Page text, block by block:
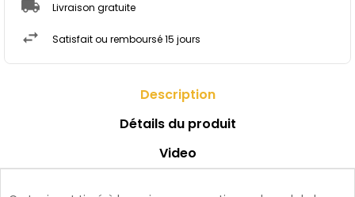
Livraison gratuite
Satisfait ou remboursé 15 jours
Description
Détails du produit
Video